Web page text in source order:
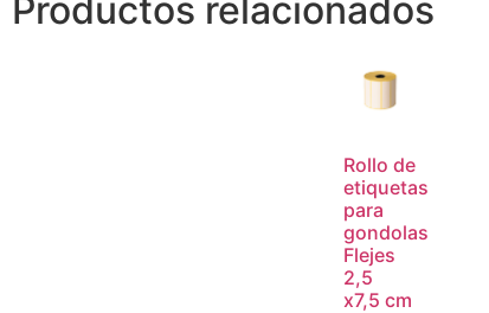
Productos relacionados
Rollo de
etiquetas
para
gondolas
Flejes
2,5
x7,5 cm